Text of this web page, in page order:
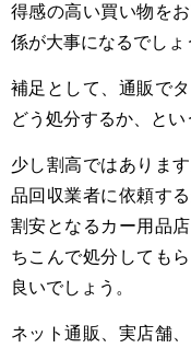
得感の高い買い物を
係が大事になるでしょ
補足として、通販で
どう処分するか、とい
少し割高ではありま
品回収業者に依頼す
割安となるカー用品
ちこんで処分しても
良いでしょう。
ネット通販、実店舗